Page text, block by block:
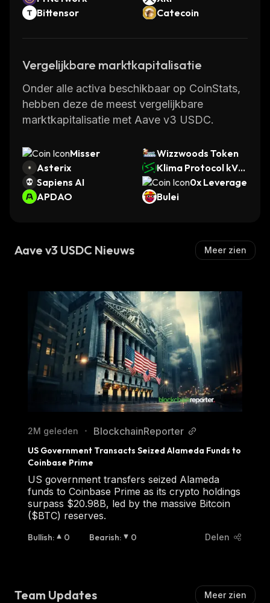
Bittensor
Catecoin
Vergelijkbare marktkapitalisatie
Onder alle activa beschikbaar op CoinStats,
hebben deze de meest vergelijkbare
marktkapitalisatie met Aave v3 USDC.
Misser
Wizzwoods Token
Asterix
Klima Protocol kVC
M
Sapiens AI
0x Leverage
APDAO
Bulei
Aave v3 USDC Nieuws Meer zien
2M geleden • BlockchainReporter
US Government Transacts Seized Alameda Funds to
Coinbase Prime
US government transfers seized Alameda
funds to Coinbase Prime as its crypto holdings
surpass $20.98B, led by the massive Bitcoin
($BTC) reserves.
Bullish: 0 Bearish: 0 Delen
Team Updates Meer zien